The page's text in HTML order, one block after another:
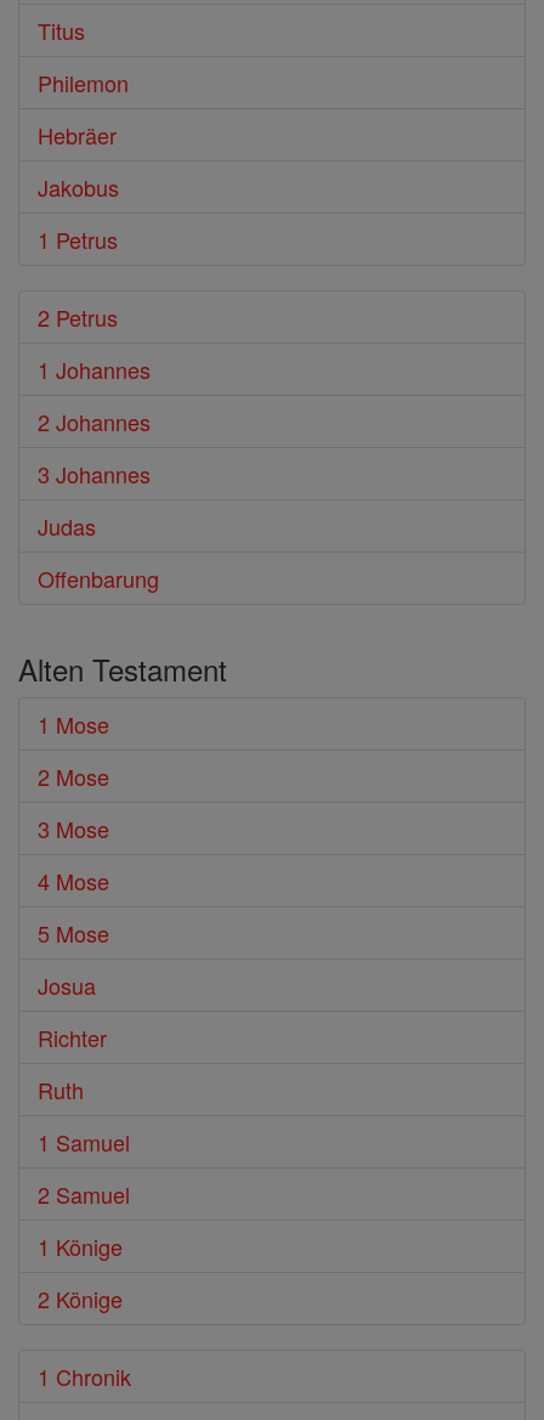
Titus
Philemon
Hebräer
Jakobus
1 Petrus
2 Petrus
1 Johannes
2 Johannes
3 Johannes
Judas
Offenbarung
Alten Testament
1 Mose
2 Mose
3 Mose
4 Mose
5 Mose
Josua
Richter
Ruth
1 Samuel
2 Samuel
1 Könige
2 Könige
1 Chronik